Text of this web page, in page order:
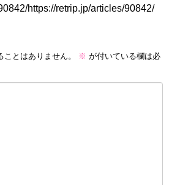
https://retrip.jp/articles/90842/
とはありません。 ※ が付いている欄は必